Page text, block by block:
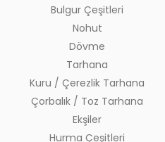
Bulgur Çeşitleri
Nohut
Dövme
Tarhana
Kuru / Çerezlik Tarhana
Çorbalık / Toz Tarhana
Ekşiler
Hurma Çeşitleri